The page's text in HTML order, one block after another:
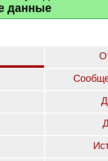
данные